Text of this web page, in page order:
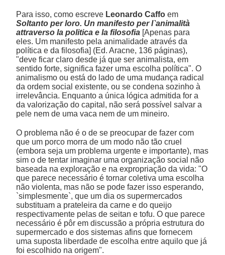
Para isso, como escreve Leonardo Caffo em
Soltanto per loro. Un manifesto per l`animalità
attraverso la politica e la filosofia [Apenas para
eles. Um manifesto pela animalidade através da
política e da filosofia] (Ed. Aracne, 136 páginas),
"deve ficar claro desde já que ser animalista, em
sentido forte, significa fazer uma escolha política". O
animalismo ou está do lado de uma mudança radical
da ordem social existente, ou se condena sozinho à
irrelevância. Enquanto a única lógica admitida for a
da valorização do capital, não será possível salvar a
pele nem de uma vaca nem de um mineiro.
O problema não é o de se preocupar de fazer com
que um porco morra de um modo não tão cruel
(embora seja um problema urgente e importante), mas
sim o de tentar imaginar uma organização social não
baseada na exploração e na expropriação da vida: "O
que parece necessário é tornar coletiva uma escolha
não violenta, mas não se pode fazer isso esperando,
`simplesmente`, que um dia os supermercados
substituam a prateleira da carne e do queijo
respectivamente pelas de seitan e tofu. O que parece
necessário é pôr em discussão a própria estrutura do
supermercado e dos sistemas afins que fornecem
uma suposta liberdade de escolha entre aquilo que já
foi escolhido na origem".